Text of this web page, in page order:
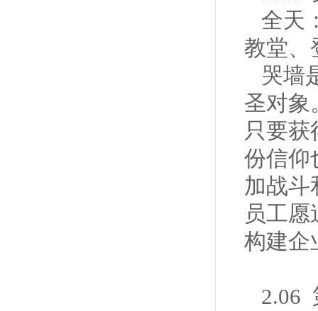
全天
教堂、
哭墙
圣对象
只要获
份信仰
加战斗
员工
构建企
2.06